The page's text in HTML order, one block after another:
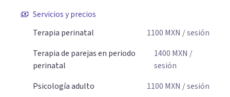
Servicios y precios
Terapia perinatal
1100 MXN / sesión
Terapia de parejas en periodo
perinatal
1400 MXN /
sesión
Psicología adulto
1100 MXN / sesión